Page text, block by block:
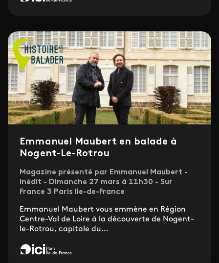
Emmanuel Maubert en balade à
Nogent-Le-Rotrou
Magazine présenté par Emmanuel Maubert -
Inédit - Dimanche 27 mars à 11h30 - Sur
France 3 Paris Ile-de-France
Emmanuel Maubert vous emmène en Région
Centre-Val de Loire à la découverte de Nogent-
le-Rotrou, capitale du...